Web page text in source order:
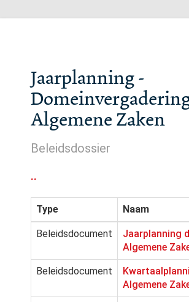
Jaarplanning -
Algemene Zaken
Beleidsdossier
..
Type Naam
Beleidsdocument
Jaarplanning
Algemene
Beleidsdocument
Algemene